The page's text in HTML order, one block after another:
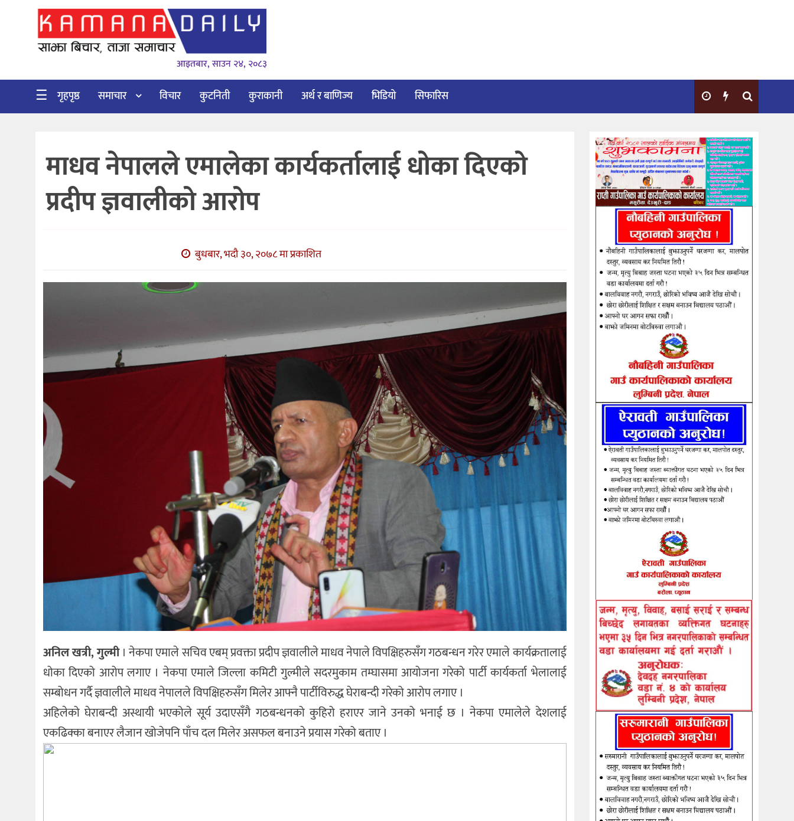
गृहपृष्ठ
विचार
कुटनिती
बाणिज्य
आइतबार, साउन २४, २०८३
☰ गृहपृष्ठ समाचार विचार कुटनिती कुराकानी अर्थ र बाणिज्य भिडियो सिफारिस
माधव नेपालले एमालेका कार्यकर्तालाई धोका दिएको
प्रदीप ज्ञवालीको आरोप
बुधबार, भदौ ३०, २०७८ मा प्रकाशित
अनिल खत्री, गुल्मी। नेकपा एमाले सचिव एबम् प्रवक्ता प्रदीप ज्ञवालीले माधव नेपाले विपक्षिहरुसँग गठबन्धन गरेर एमाले कार्यक्रतालाई
धोका दिएको आरोप लगाए । नेकपा एमाले जिल्ला कमिटी गुल्मीले सदरमुकाम तम्घासमा आयोजना गरेको पार्टी कार्यकर्ता भेलालाई
सम्बोधन गर्दै ज्ञवालीले माधव नेपालले विपक्षिहरुसँग मिलेर आफ्नै पार्टीविरुद्ध घेराबन्दी गरेको आरोप लगाए ।
अहिलेको घेराबन्दी अस्थायी भएकोले सूर्य उदाएसँगै गठबन्धनको कुहिरो हराएर जाने उनको भनाई छ । नेकपा एमालेले देशलाई
एकढिक्का बनाएर लैजान खोजेपनि पाँच दल मिलेर असफल बनाउने प्रयास गरेको बताए ।